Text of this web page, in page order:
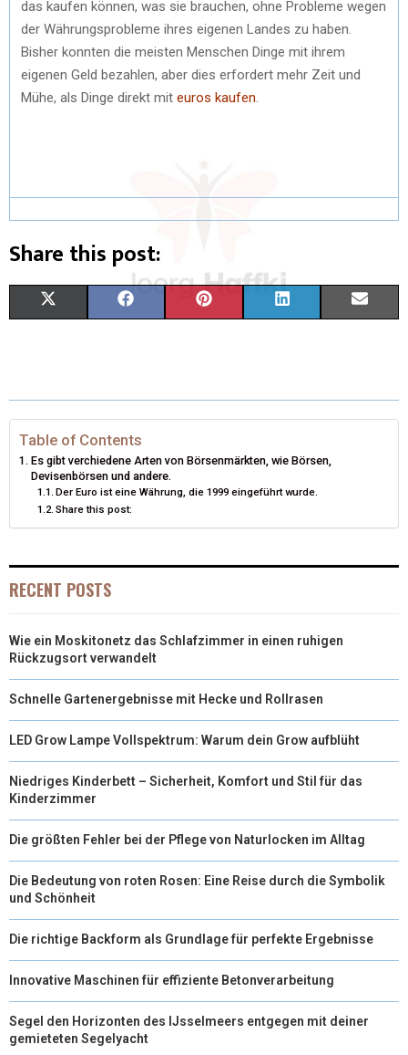
das kaufen können, was sie brauchen, ohne Probleme wegen
der Währungsprobleme ihres eigenen Landes zu haben.
Bisher konnten die meisten Menschen Dinge mit ihrem
eigenen Geld bezahlen, aber dies erfordert mehr Zeit und
Mühe, als Dinge direkt mit euros kaufen
Share this post:
W
T
T
E
R
)
E
O
O
K
T
R
E
S
T
K
D
I
N
I
Table of Contents
Es gibt verchiedene Arten von Börsenmärkten, wie Börsen,
Devisenbörsen und andere.
Der Euro ist eine Währung, die 1999 eingeführt wurde.
Share this post:
RECENT POSTS
Wie ein Moskitonetz das Schlafzimmer in einen ruhigen
Rückzugsort verwandelt
Schnelle Gartenergebnisse mit Hecke und Rollrasen
LED Grow Lampe Vollspektrum: Warum dein Grow aufblüht
Niedriges Kinderbett – Sicherheit, Komfort und Stil für das
Kinderzimmer
Die größten Fehler bei der Pflege von Naturlocken im Alltag
Die Bedeutung von roten Rosen: Eine Reise durch die Symbolik
und Schönheit
Die richtige Backform als Grundlage für perfekte Ergebnisse
Innovative Maschinen für effiziente Betonverarbeitung
Segel den Horizonten des IJsselmeers entgegen mit deiner
gemieteten Segelyacht